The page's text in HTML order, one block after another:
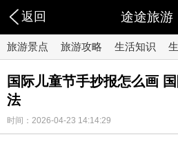
返回 途途旅游
旅游景点 旅游攻略 生活知识
国际儿童节手抄报怎么画
法
时间：2026-04-23 14:14:29